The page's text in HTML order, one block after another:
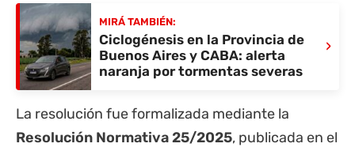
MIRÁ TAMBIÉN:
Ciclogénesis en la Provincia de
Buenos Aires y CABA: alerta
naranja por tormentas severas
›
La resolución fue formalizada mediante la
Resolución Normativa 25/2025, publicada en el